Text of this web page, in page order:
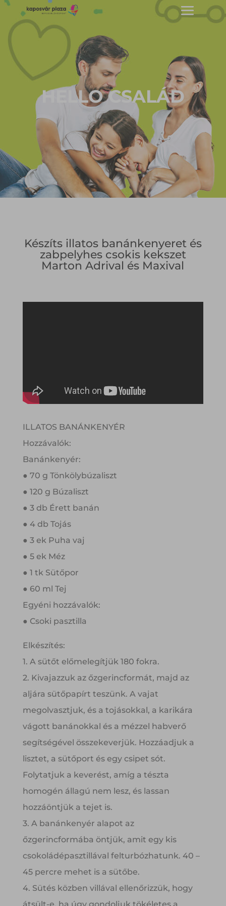
HELLO CSALÁD
Készíts illatos banánkenyeret és
zabpelyhes csokis kekszet
Marton Adrival és Maxival
ILLATOS BANÁNKENYÉR
Hozzávalók:
Banánkenyér:
● 70 g Tönkölybúzaliszt
● 120 g Búzaliszt
● 3 db Érett banán
● 4 db Tojás
● 3 ek Puha vaj
● 5 ek Méz
● 1 tk Sütőpor
● 60 ml Tej
Egyéni hozzávalók:
● Csoki pasztilla
Elkészítés:
1. A sütőt előmelegítjük 180 fokra.
2. Kivajazzuk az őzgerincformát, majd az
aljára sütőpapírt teszünk. A vajat
megolvasztjuk, és a tojásokkal, a karikára
vágott banánokkal és a mézzel habverő
segítségével összekeverjük. Hozzáadjuk a
lisztet, a sütőport és egy csipet sót.
Folytatjuk a keverést, amíg a tészta
homogén állagú nem lesz, és lassan
hozzáöntjük a tejet is.
3. A banánkenyér alapot az
őzgerincformába öntjük, amit egy kis
csokoládépasztillával felturbózhatunk. 40 –
45 percre mehet is a sütőbe.
4. Sütés közben villával ellenőrizzük, hogy
átsült-e, ha úgy gondoljuk tökéletes a